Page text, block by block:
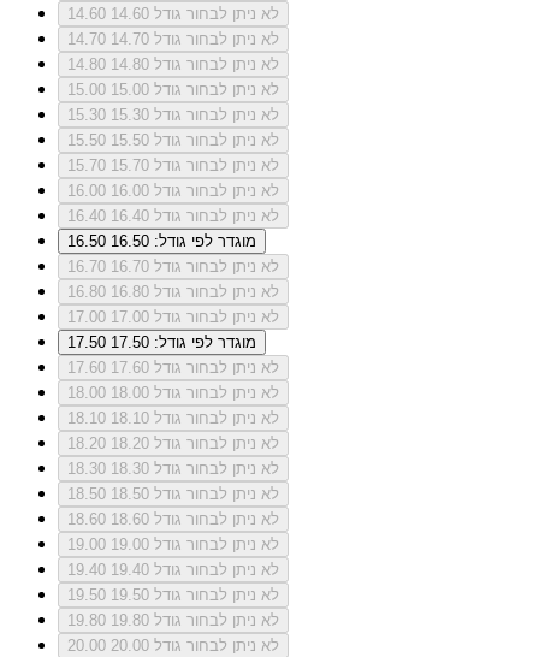
14.60
לא ניתן לבחור גודל 14.60
14.70
לא ניתן לבחור גודל 14.70
14.80
לא ניתן לבחור גודל 14.80
15.00
לא ניתן לבחור גודל 15.00
15.30
לא ניתן לבחור גודל 15.30
15.50
לא ניתן לבחור גודל 15.50
15.70
לא ניתן לבחור גודל 15.70
16.00
לא ניתן לבחור גודל 16.00
16.40
לא ניתן לבחור גודל 16.40
16.50
מוגדר לפי גודל: 16.50
16.70
לא ניתן לבחור גודל 16.70
16.80
לא ניתן לבחור גודל 16.80
17.00
לא ניתן לבחור גודל 17.00
17.50
מוגדר לפי גודל: 17.50
17.60
לא ניתן לבחור גודל 17.60
18.00
לא ניתן לבחור גודל 18.00
18.10
לא ניתן לבחור גודל 18.10
18.20
לא ניתן לבחור גודל 18.20
18.30
לא ניתן לבחור גודל 18.30
18.50
לא ניתן לבחור גודל 18.50
18.60
לא ניתן לבחור גודל 18.60
19.00
לא ניתן לבחור גודל 19.00
19.40
לא ניתן לבחור גודל 19.40
19.50
לא ניתן לבחור גודל 19.50
19.80
לא ניתן לבחור גודל 19.80
20.00
לא ניתן לבחור גודל 20.00